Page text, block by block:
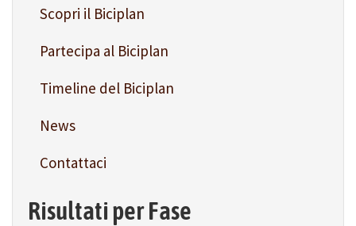
Scopri il Biciplan
Partecipa al Biciplan
Timeline del Biciplan
News
Contattaci
Risultati per Fase